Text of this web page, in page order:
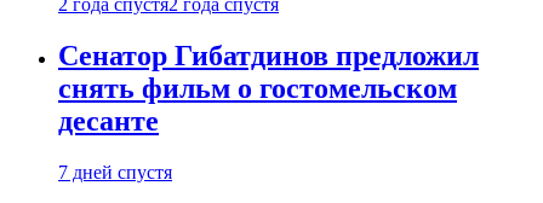
2 года спустя2 года спустя
Сенатор Гибатдинов предложил
снять фильм о гостомельском
десанте
7 дней спустя